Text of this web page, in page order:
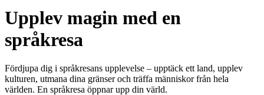
Upplev magin med en
språkresa
Fördjupa dig i språkresans upplevelse – upptäck ett land, upplev
kulturen, utmana dina gränser och träffa människor från hela
världen. En språkresa öppnar upp din värld.